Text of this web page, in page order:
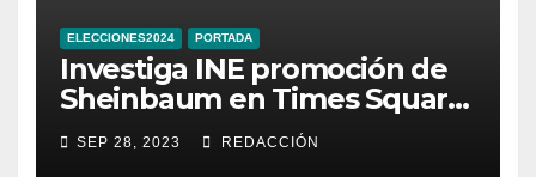
ELECCIONES2024 PORTADA
Investiga INE promoción de
Sheinbaum en Times Square
de Nueva York
SEP 28, 2023 REDACCIÓN